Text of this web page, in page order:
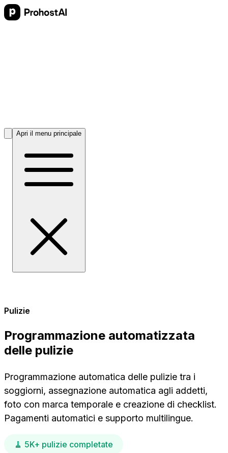
Apri il menu principale
Pulizie
Programmazione automatizzata
delle pulizie
Programmazione automatica delle pulizie tra i
soggiorni, assegnazione automatica agli addetti,
foto con marca temporale e creazione di checklist.
Pagamenti automatici e supporto multilingue.
🧹 5K+ pulizie completate